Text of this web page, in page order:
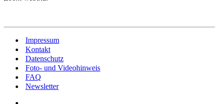
Impressum
Kontakt
Datenschutz
Foto- und Videohinweis
FAQ
Newsletter